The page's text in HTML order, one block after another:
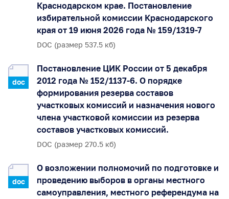
Краснодарском крае. Постановление
избирательной комиссии Краснодарского
края от 19 июня 2026 года № 159/1319-7
DOC (размер 537.5 кб)
doc
Постановление ЦИК России от 5 декабря
2012 года № 152/1137-6. О порядке
формирования резерва составов
участковых комиссий и назначения нового
члена участковой комиссии из резерва
составов участковых комиссий.
DOC (размер 270.5 кб)
doc
О возложении полномочий по подготовке и
проведению выборов в органы местного
самоуправления, местного референдума на